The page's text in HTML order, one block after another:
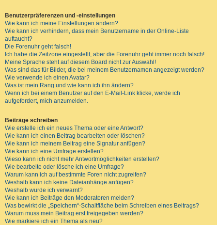
Benutzerpräferenzen und -einstellungen
Wie kann ich meine Einstellungen ändern?
Wie kann ich verhindern, dass mein Benutzername in der Online-Liste
auftaucht?
Die Forenuhr geht falsch!
Ich habe die Zeitzone eingestellt, aber die Forenuhr geht immer noch falsch!
Meine Sprache steht auf diesem Board nicht zur Auswahl!
Was sind das für Bilder, die bei meinem Benutzernamen angezeigt werden?
Wie verwende ich einen Avatar?
Was ist mein Rang und wie kann ich ihn ändern?
Wenn ich bei einem Benutzer auf den E-Mail-Link klicke, werde ich
aufgefordert, mich anzumelden.
Beiträge schreiben
Wie erstelle ich ein neues Thema oder eine Antwort?
Wie kann ich einen Beitrag bearbeiten oder löschen?
Wie kann ich meinem Beitrag eine Signatur anfügen?
Wie kann ich eine Umfrage erstellen?
Wieso kann ich nicht mehr Antwortmöglichkeiten erstellen?
Wie bearbeite oder lösche ich eine Umfrage?
Warum kann ich auf bestimmte Foren nicht zugreifen?
Weshalb kann ich keine Dateianhänge anfügen?
Weshalb wurde ich verwarnt?
Wie kann ich Beiträge den Moderatoren melden?
Was bewirkt die „Speichern“-Schaltfläche beim Schreiben eines Beitrags?
Warum muss mein Beitrag erst freigegeben werden?
Wie markiere ich ein Thema als neu?